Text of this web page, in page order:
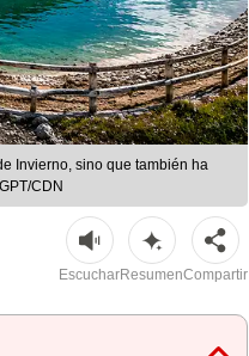
Invierno, sino que también ha
CDN
EscucharResumenCompartir